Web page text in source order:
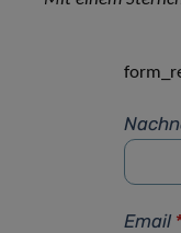
Email